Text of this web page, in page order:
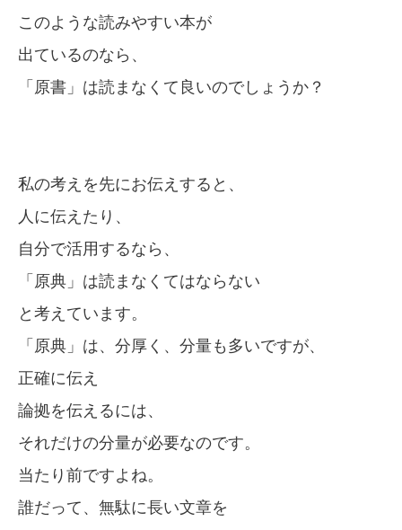
このような読みやすい本が
出ているのなら、
「原書」は読まなくて良いのでしょうか？
私の考えを先にお伝えすると、
人に伝えたり、
自分で活用するなら、
「原典」は読まなくてはならない
と考えています。
「原典」は、分厚く、分量も多いですが、
正確に伝え
論拠を伝えるには、
それだけの分量が必要なのです。
当たり前ですよね。
誰だって、無駄に長い文章を